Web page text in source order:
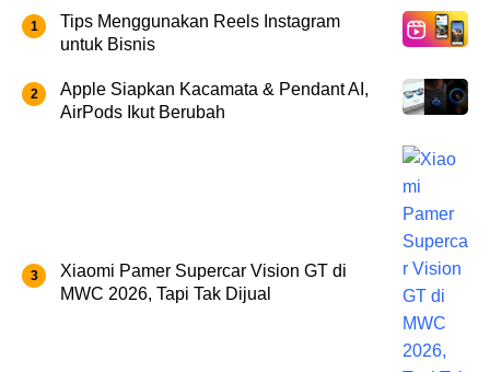
Tips Menggunakan Reels Instagram
untuk Bisnis
Apple Siapkan Kacamata & Pendant AI,
AirPods Ikut Berubah
Xiaomi Pamer Supercar Vision GT di
MWC 2026, Tapi Tak Dijual